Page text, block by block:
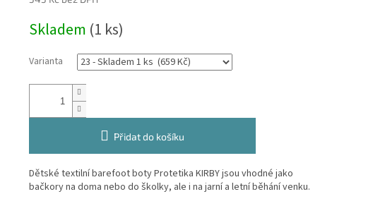
cena:
Skladem (1 ks)
Varianta
Přidat do košíku
Dětské textilníbarefootbotyProtetika KIRBYjsou vhodné jako
bačkory na doma nebo do školky, ale i na jarní a letní běhání venku.